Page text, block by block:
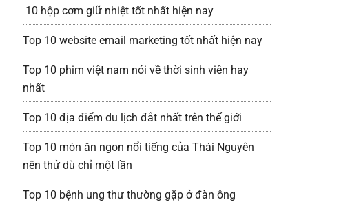
10 hộp cơm giữ nhiệt tốt nhất hiện nay
Top 10 website email marketing tốt nhất hiện nay
Top 10 phim việt nam nói về thời sinh viên hay
nhất
Top 10 địa điểm du lịch đắt nhất trên thế giới
Top 10 món ăn ngon nổi tiếng của Thái Nguyên
nên thử dù chỉ một lần
Top 10 bệnh ung thư thường gặp ở đàn ông